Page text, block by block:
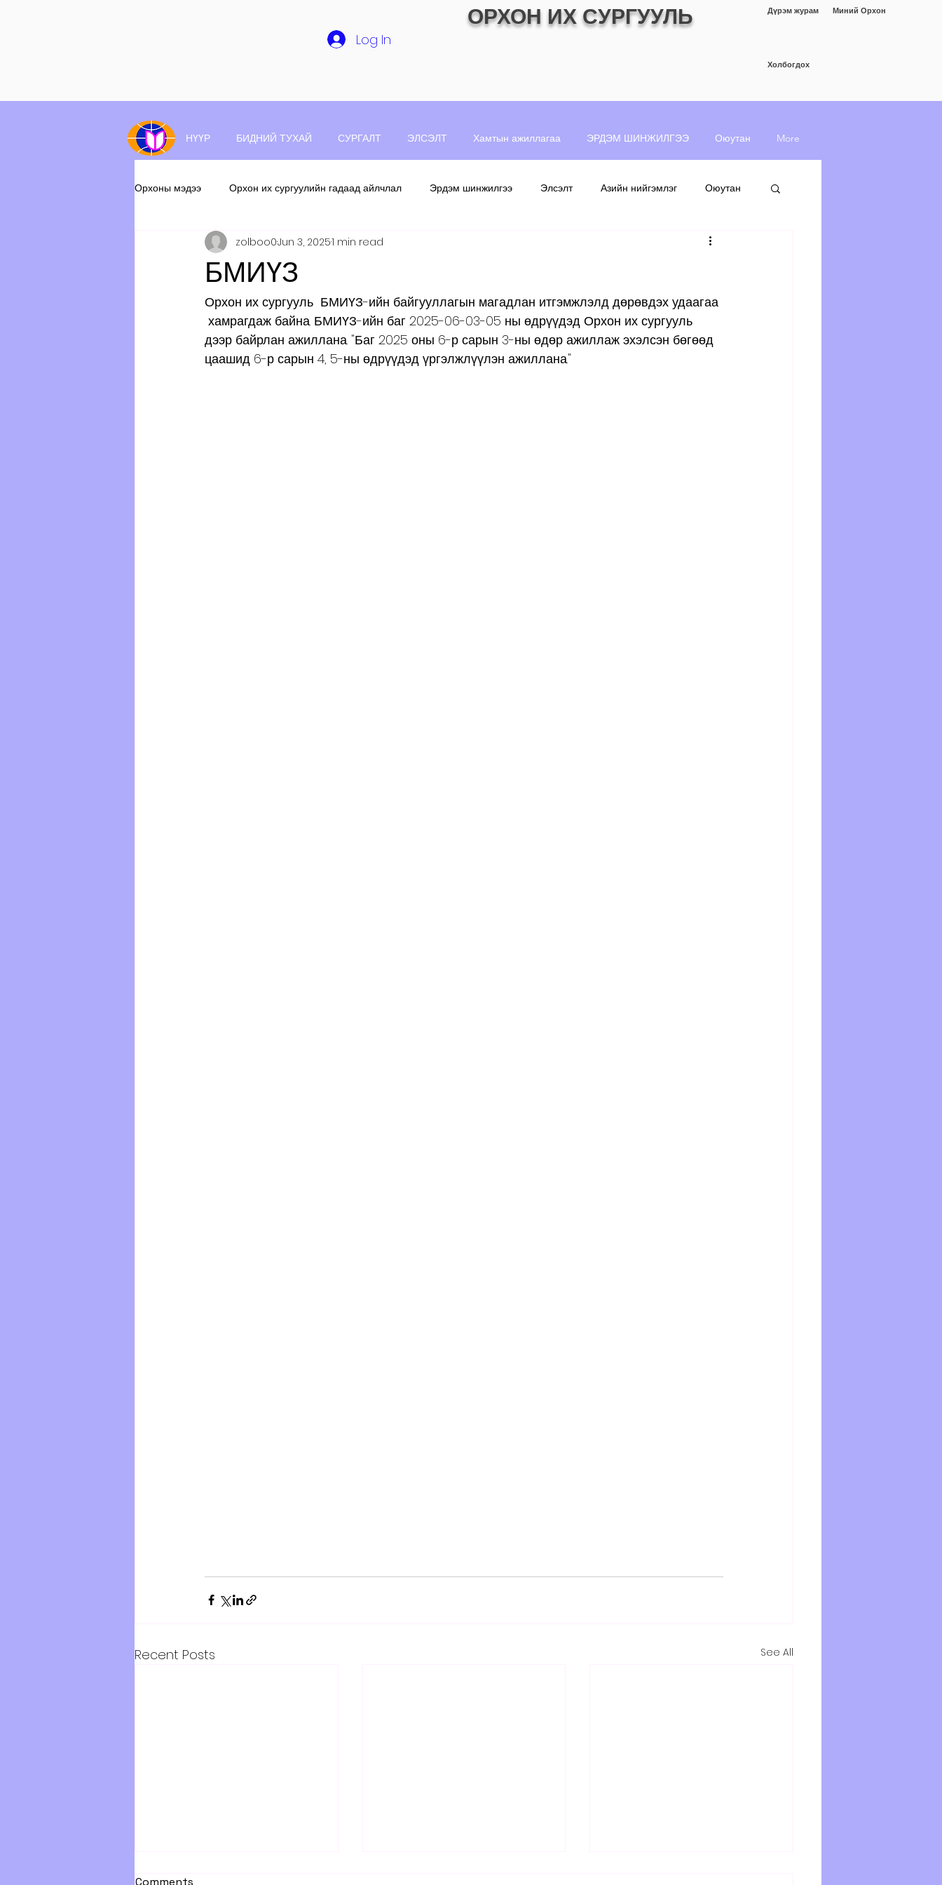
Log In
ОРХОН ИХ СУРГУУЛЬ Дүрэм журам Миний Орхон
Холбогдох
НҮҮР БИДНИЙ ТУХАЙ СУРГАЛТ ЭЛСЭЛТ Хамтын ажиллагаа ЭРДЭМ ШИНЖИЛГЭЭ Оюутан More
Орхоны мэдээ Орхон их сургуулийн гадаад айлчлал Эрдэм шинжилгээ Элсэлт Азийн нийгэмлэг Оюутан
БМИҮЗ
zolboo0Jun 3, 20251 min read
Орхон их сургууль  БМИҮЗ-ийн байгууллагын магадлан итгэмжлэлд дөрөвдэх удаагаа
хамрагдаж байна. БМИҮЗ-ийн баг 2025-06-03-05 ны өдрүүдэд Орхон их сургууль
дээр байрлан ажиллана. "Баг 2025 оны 6-р сарын 3-ны өдөр ажиллаж эхэлсэн бөгөөд
цаашид 6-р сарын 4, 5-ны өдрүүдэд үргэлжлүүлэн ажиллана."
Recent Posts See All
Кодолани их сургуульд